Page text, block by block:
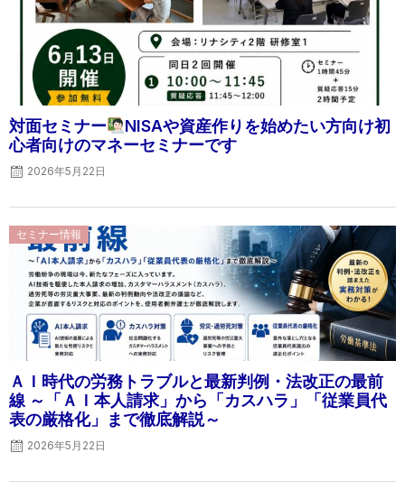
対面セミナー
NISAや資産作りを始めたい方向け初
心者向けのマネーセミナーです
2026年5月22日
セミナー情報
ＡＩ時代の労務トラブルと最新判例・法改正の最前
線 ～「ＡＩ本人請求」から「カスハラ」「従業員代
表の厳格化」まで徹底解説～
Posted
on
2026年5月22日